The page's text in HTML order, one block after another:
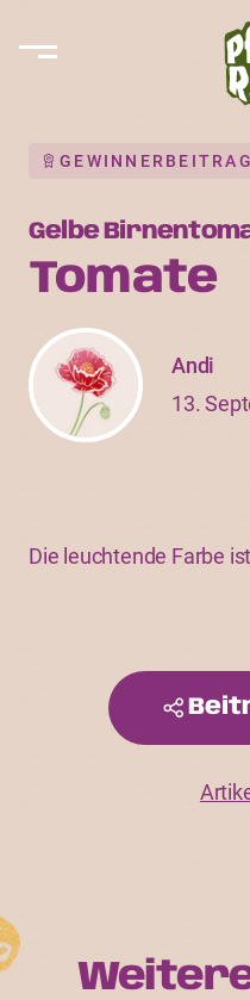
GEWINNERBEITRAG
Gelbe
Tomate
Andi
13.
Die leuchtende Farbe